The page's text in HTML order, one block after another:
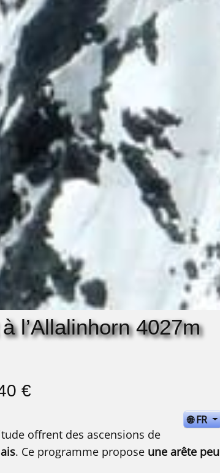
l’Allalinhorn 4027m
€
🌐 FR
offrent des ascensions de
. Ce programme propose une arête peu